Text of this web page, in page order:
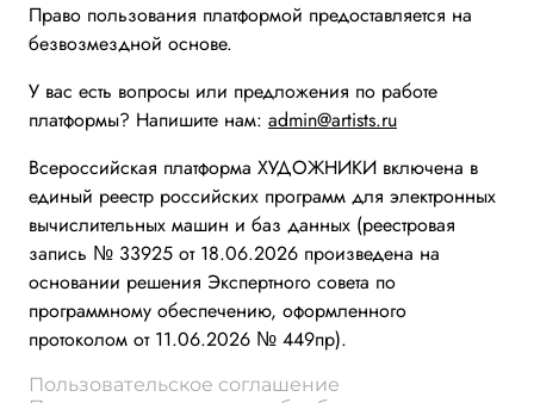
Право пользования платформой предоставляется на
безвозмездной основе.
У вас есть вопросы или предложения по работе
платформы? Напишите нам: admin@artists.ru
Всероссийская платформа ХУДОЖНИКИ включена в
единый реестр российских программ для электронных
вычислительных машин и баз данных (реестровая
запись № 33925 от 18.06.2026 произведена на
основании решения Экспертного совета по
программному обеспечению, оформленного
протоколом от 11.06.2026 № 449пр).
Пользовательское соглашение